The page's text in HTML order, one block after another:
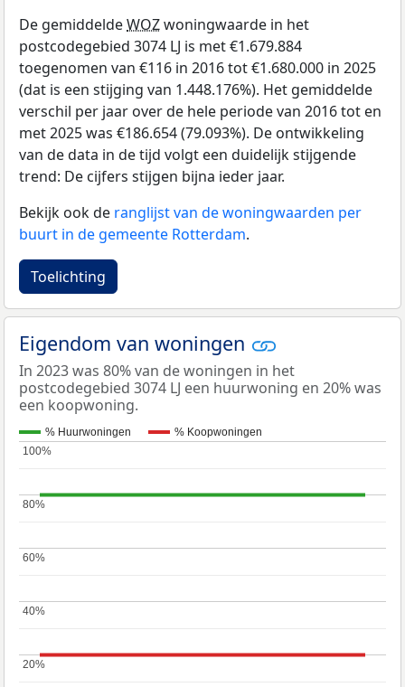
De gemiddeldeWOZwoningwaarde in het
postcodegebied 3074 LJ is met €1.679.884
toegenomen van €116 in 2016 tot €1.680.000 in 2025
(dat is een stijging van 1.448.176%). Het gemiddelde
verschil per jaar over de hele periode van 2016 tot en
met 2025 was €186.654 (79.093%). De ontwikkeling
van de data in de tijd volgt een duidelijk stijgende
trend: De cijfers stijgen bijna ieder jaar.
Bekijk ook de ranglijst van de woningwaarden per
buurt in de gemeente Rotterdam.
Toelichting
Eigendom van woningen
In 2023 was 80% van de woningen in het
postcodegebied 3074 LJ een huurwoning en 20% was
een koopwoning.
% Huurwoningen % Koopwoningen
20%
20%
40%
40%
60%
60%
80%
80%
100%
100%